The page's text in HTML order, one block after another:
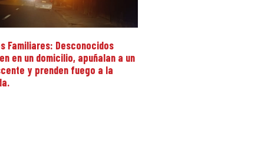
Familiares: Desconocidos
en un domicilio, apuñalan a un
y prenden fuego a la